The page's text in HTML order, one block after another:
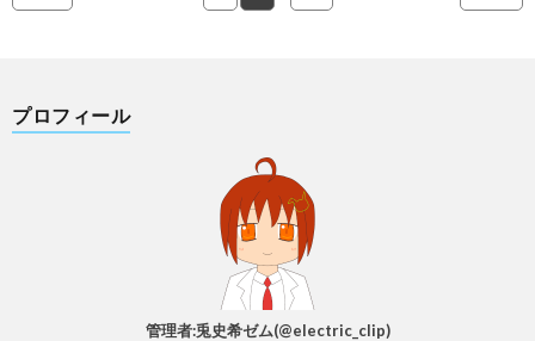
プロフィール
管理者:兎史希ゼム(@electric_clip)